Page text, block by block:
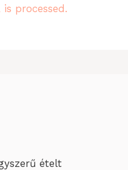
processed.
ételt